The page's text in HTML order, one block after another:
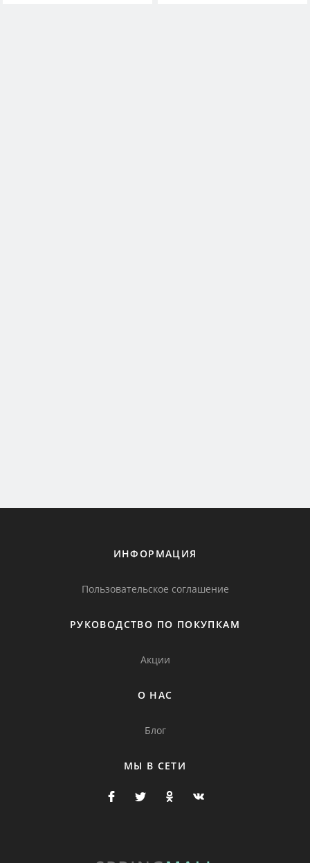
ИНФОРМАЦИЯ
Пользовательское соглашение
РУКОВОДСТВО ПО ПОКУПКАМ
Акции
О НАС
Блог
МЫ В СЕТИ